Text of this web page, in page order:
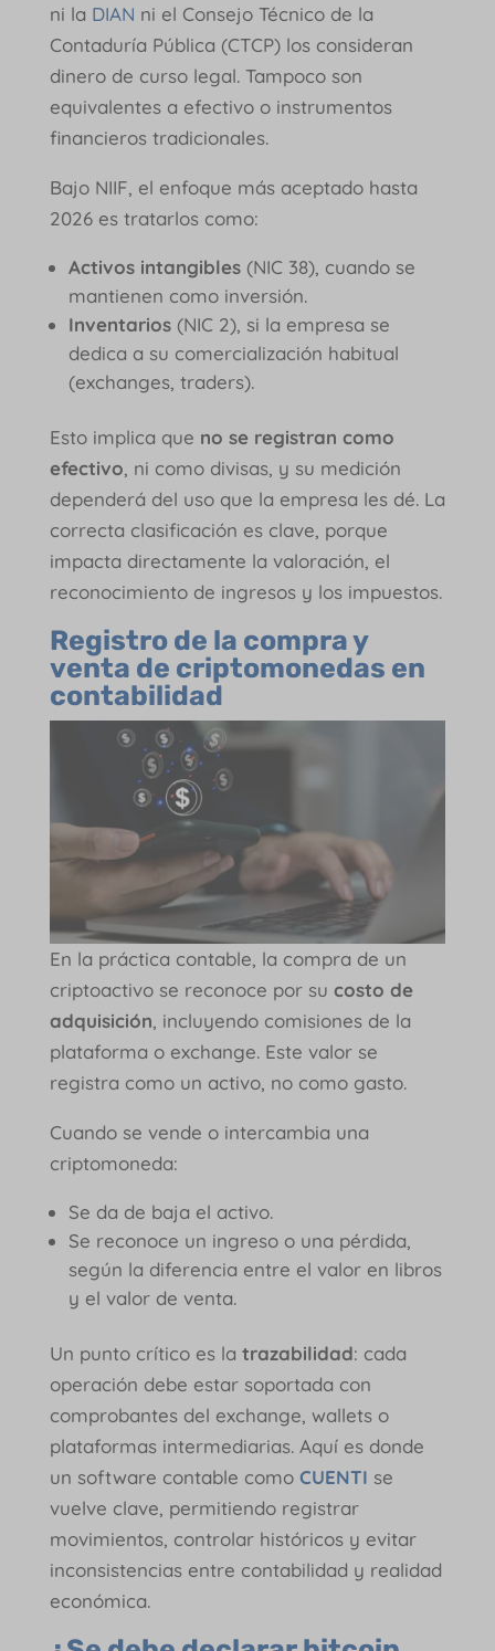
ni la DIAN ni el Consejo Técnico de la
Contaduría Pública (CTCP) los consideran
dinero de curso legal. Tampoco son
equivalentes a efectivo o instrumentos
financieros tradicionales.
Bajo NIIF, el enfoque más aceptado hasta
2026 es tratarlos como:
Activos intangibles(NIC 38), cuando se
mantienen como inversión.
Inventarios(NIC 2), si la empresa se
dedica a su comercialización habitual
(exchanges, traders).
Esto implica que no se registran como
efectivo, ni como divisas, y su medición
dependerá del uso que la empresa les dé. La
correcta clasificación es clave, porque
impacta directamente la valoración, el
reconocimiento de ingresos y los impuestos.
Registro de la compra y
venta de criptomonedas en
contabilidad
En la práctica contable, la compra de un
criptoactivo se reconoce por su costo de
adquisición, incluyendo comisiones de la
plataforma o exchange. Este valor se
registra como un activo, no como gasto.
Cuando se vende o intercambia una
criptomoneda:
Se da de baja el activo.
Se reconoce un ingreso o una pérdida,
según la diferencia entre el valor en libros
y el valor de venta.
Un punto crítico es la trazabilidad: cada
operación debe estar soportada con
comprobantes del exchange, wallets o
plataformas intermediarias. Aquí es donde
un software contable como CUENTI se
vuelve clave, permitiendo registrar
movimientos, controlar históricos y evitar
inconsistencias entre contabilidad y realidad
económica.